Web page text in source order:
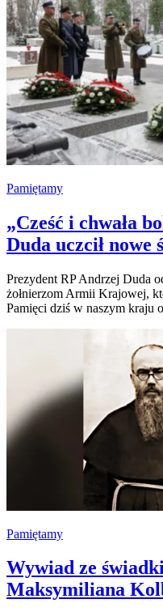
Pamiętamy
„Cześć i chwała
Duda uczcił nowe
Prezydent RP Andrzej Duda
żołnierzom Armii Krajowej,
Pamięci dziś w naszym kraju
Pamiętamy
Wywiad ze
Maksymiliana